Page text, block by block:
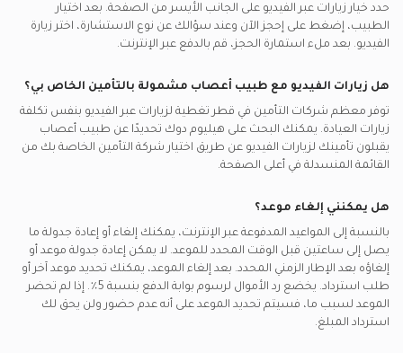
حدد خيار زيارات عبر الفيديو على الجانب الأيسر من الصفحة. بعد اختيار
الطبيب، إضغط على إحجز الآن وعند سؤالك عن نوع الاستشارة، اختر زيارة
الفيديو. بعد ملء استمارة الحجز، قم بالدفع عبر الإنترنت.
هل زيارات الفيديو مع طبيب أعصاب مشمولة بالتأمين الخاص بي؟
توفر معظم شركات التأمين في قطر تغطية لزيارات عبر الفيديو بنفس تكلفة
زيارات العيادة. يمكنك البحث على هيليوم دوك تحديدًا عن طبيب أعصاب
يقبلون تأمينك لزيارات الفيديو عن طريق اختيار شركة التأمين الخاصة بك من
القائمة المنسدلة في أعلى الصفحة.
هل يمكنني إلغاء موعد؟
بالنسبة إلى المواعيد المدفوعة عبر الإنترنت، يمكنك إلغاء أو إعادة جدولة ما
يصل إلى ساعتين قبل الوقت المحدد للموعد. لا يمكن إعادة جدولة موعد أو
إلغاؤه بعد الإطار الزمني المحدد. بعد إلغاء الموعد، يمكنك تحديد موعد آخر أو
طلب استرداد. يخضع رد الأموال لرسوم بوابة الدفع بنسبة 5٪. إذا لم تحضر
الموعد لسبب ما، فسيتم تحديد الموعد على أنه عدم حضور ولن يحق لك
استرداد المبلغ.